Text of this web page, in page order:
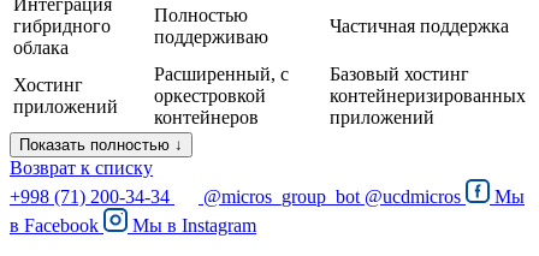
Интеграция
гибридного
облака
Полностью
поддерживаю
Частичная поддержка
Хостинг
приложений
Расширенный, с
оркестровкой
контейнеров
Базовый хостинг
контейнеризированных
приложений
Показать полностью ↓
Возврат к списку
+998 (71) 200-34-34
@micros_group_bot @ucdmicros
Мы
в Facebook Мы в Instagram